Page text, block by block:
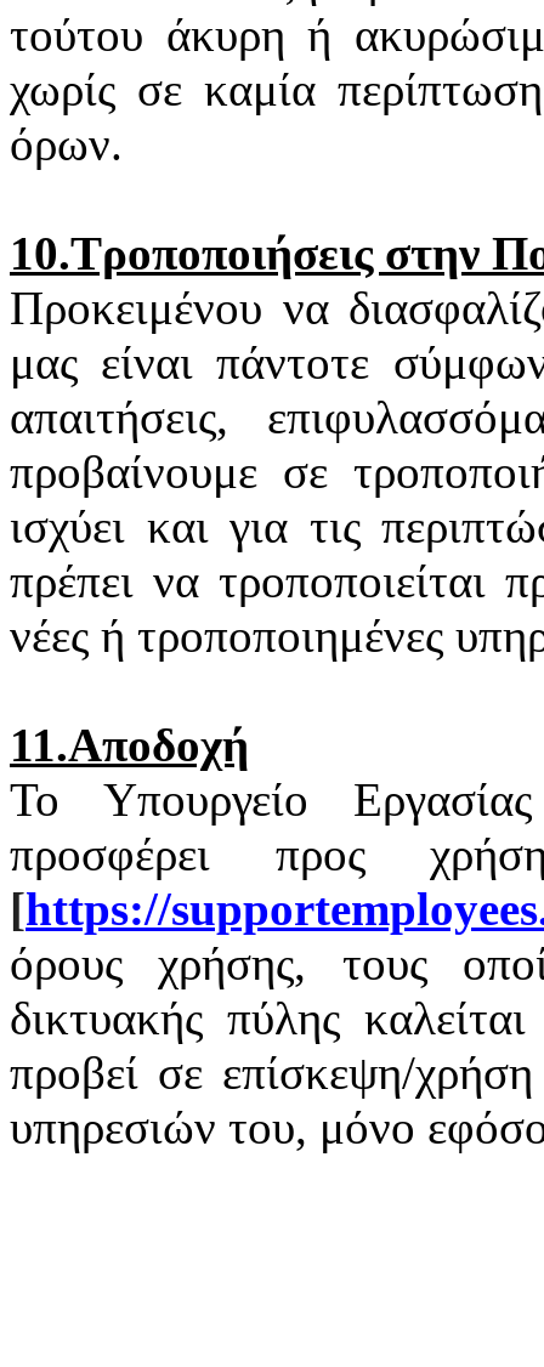
τούτου άκυρη ή
χωρίς σε καμία
όρων.
10.Τροποποιήσεις στην
Προκειμένου να
μας είναι πάντοτε
απαιτήσεις,
προβαίνουμε σε
ισχύει και για τις
πρέπει να τροποποιείται
νέες ή τροποποιημένες
11.Αποδοχή
Το Υπουργείο
προσφέρει προς
[https://supportemployees
όρους χρήσης, τους
δικτυακής πύλης
προβεί σε επίσκεψη/
υπηρεσιών του, μόνο